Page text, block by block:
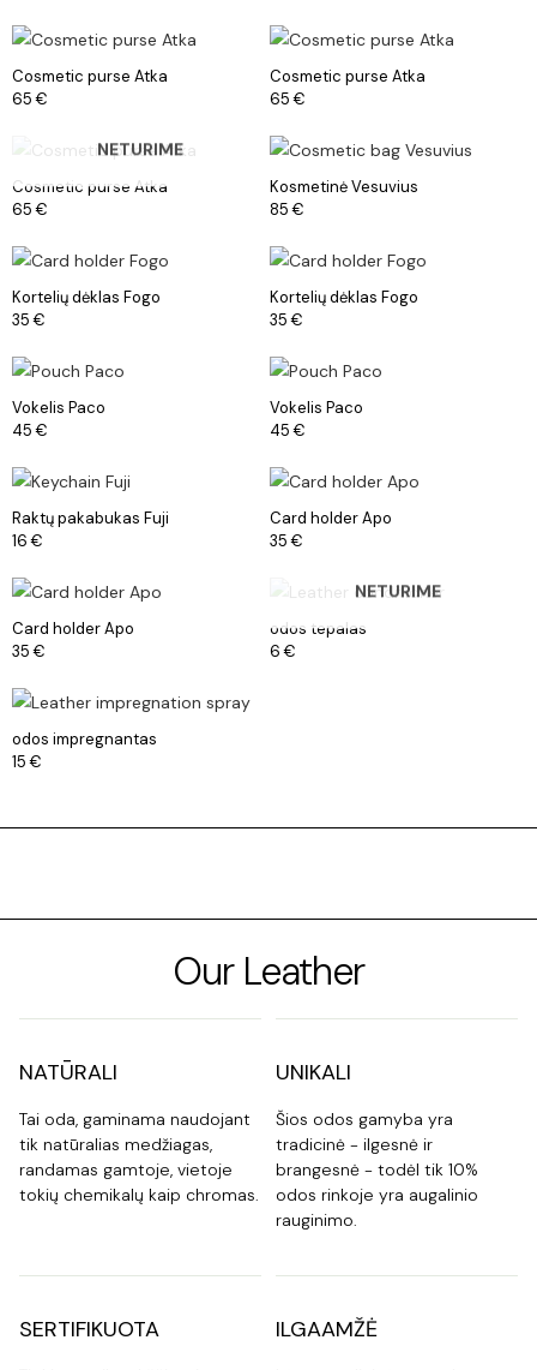
Cosmetic purse Atka
65€
Cosmetic purse Atka
65€
NETURIME
Cosmetic purse Atka
65€
Kosmetinė Vesuvius
85€
Kortelių dėklas Fogo
35€
Kortelių dėklas Fogo
35€
Vokelis Paco
45€
Vokelis Paco
45€
Raktų pakabukas Fuji
16€
Card holder Apo
35€
Card holder Apo
35€
NETURIME
odos tepalas
6€
odos impregnantas
15€
Our Leather
NATŪRALI
Tai oda, gaminama naudojant
tik natūralias medžiagas,
randamas gamtoje, vietoje
tokių chemikalų kaip chromas.
UNIKALI
Šios odos gamyba yra
tradicinė - ilgesnė ir
brangesnė - todėl tik 10%
odos rinkoje yra augalinio
rauginimo.
SERTIFIKUOTA ILGAAMŽĖ